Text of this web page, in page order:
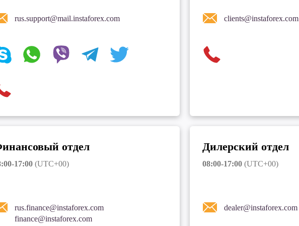
rus.support@mail.instaforex.com clients@instaforex.com
отдел
17:00(UTC+00)
rus.finance@instaforex.com
finance@instaforex.com
Дилерский отдел
08:00-17:00(UTC+00)
dealer@instaforex.com